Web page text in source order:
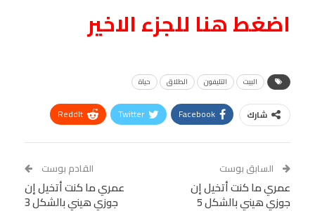
اضغط هنا للجزء الاخير
البيت التليفون الطلاق حياة
شارك Facebook
Twitter
ReddIt
Tumblr
البريد الإلكتروني
VK
Digg
LINE
BlackBerry
Viber
السابق بوست
عمري ما كنت أتخيل إن
جوزي هيني بالشكل 5
القادم بوست
عمري ما كنت أتخيل إن
جوزي هيني بالشكل 3